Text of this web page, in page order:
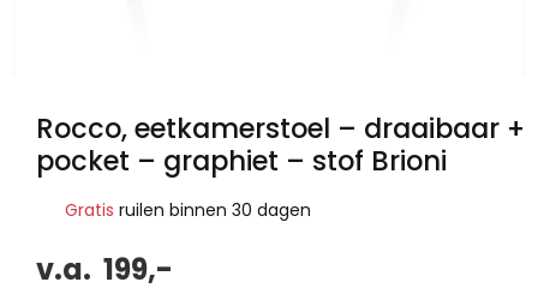
Rocco, eetkamerstoel – draaibaar +
pocket – graphiet – stof Brioni
Gratis ruilen binnen 30 dagen
v.a. 199,-